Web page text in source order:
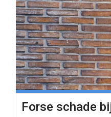
Forse schade